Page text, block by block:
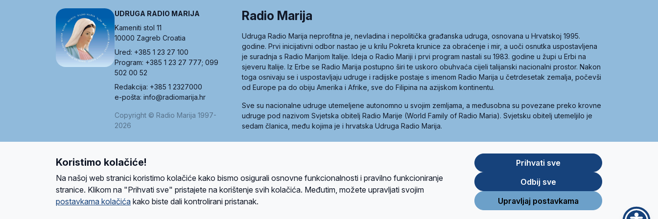
UDRUGA RADIO MARIJA
Kameniti stol 11
10000 Zagreb Croatia
Ured: +385 1 23 27 100
Program: +385 1 23 27 777; 099
502 00 52
Redakcija: +385 1 2327000
e-pošta: info@radiomarija.hr
Copyright © Radio Marija 1997-
2026
Radio Marija
Udruga Radio Marija neprofitna je, nevladina i nepolitička građanska udruga, osnovana u Hrvatskoj 1995.
godine. Prvi inicijativni odbor nastao je u krilu Pokreta krunice za obraćenje i mir, a uoči osnutka uspostavljena
je suradnja s Radio Marijom Italije. Ideja o Radio Mariji i prvi program nastali su 1983. godine u župi u Erbi na
sjeveru Italije. Iz Erbe se Radio Marija postupno širi te uskoro obuhvaća cijeli talijanski nacionalni prostor. Nakon
toga osnivaju se i uspostavljaju udruge i radijske postaje s imenom Radio Marija u četrdesetak zemalja, počevši
od Europe pa do obiju Amerika i Afrike, sve do Filipina na azijskom kontinentu.
Sve su nacionalne udruge utemeljene autonomno u svojim zemljama, a međusobna su povezane preko krovne
udruge pod nazivom Svjetska obitelj Radio Marije (World Family of Radio Maria). Svjetsku obitelj utemeljilo je
sedam članica, među kojima je i hrvatska Udruga Radio Marija.
Ova stranica je zaštićena Google reCAPTCHA sustavom Store
Koristimo kolačiće!
Na našoj web stranici koristimo kolačiće kako bismo osigurali osnovne funkcionalnosti i pravilno funkcioniranje
stranice. Klikom na "Prihvati sve" pristajete na korištenje svih kolačića. Međutim, možete upravljati svojim
postavkama kolačića kako biste dali kontrolirani pristanak.
Prihvati sve
Odbij sve
Upravljaj postavkama